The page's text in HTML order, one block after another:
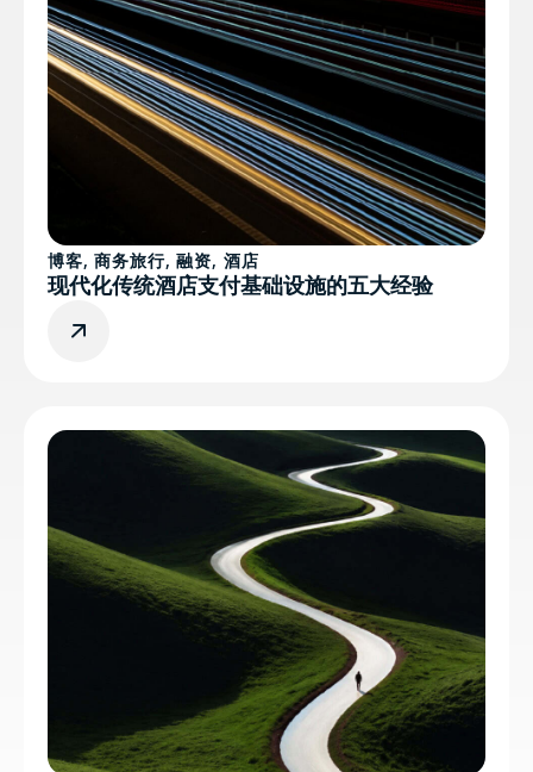
博客,商务旅行,融资, 酒店
现代化传统酒店支付基础设施的五大经验